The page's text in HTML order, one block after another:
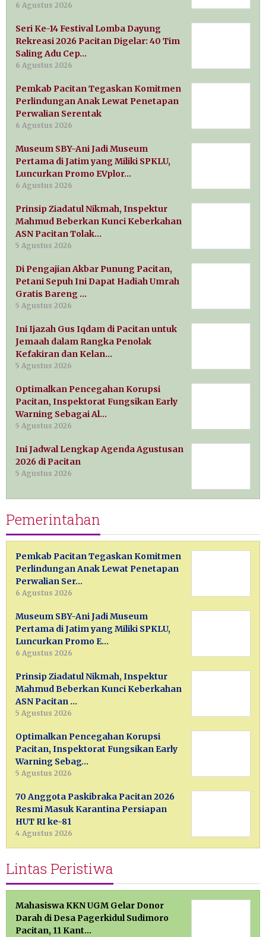
6 Agustus 2026
Seri Ke-14 Festival Lomba Dayung
Rekreasi 2026 Pacitan Digelar: 40 Tim
Saling Adu Cep…
6 Agustus 2026
Pemkab Pacitan Tegaskan Komitmen
Perlindungan Anak Lewat Penetapan
Perwalian Serentak
6 Agustus 2026
Museum SBY-Ani Jadi Museum
Pertama di Jatim yang Miliki SPKLU,
Luncurkan Promo EVplor…
6 Agustus 2026
Prinsip Ziadatul Nikmah, Inspektur
Mahmud Beberkan Kunci Keberkahan
ASN Pacitan Tolak…
5 Agustus 2026
Di Pengajian Akbar Punung Pacitan,
Petani Sepuh Ini Dapat Hadiah Umrah
Gratis Bareng …
5 Agustus 2026
Ini Ijazah Gus Iqdam di Pacitan untuk
Jemaah dalam Rangka Penolak
Kefakiran dan Kelan…
5 Agustus 2026
Optimalkan Pencegahan Korupsi
Pacitan, Inspektorat Fungsikan Early
Warning Sebagai Al…
5 Agustus 2026
Ini Jadwal Lengkap Agenda Agustusan
2026 di Pacitan
5 Agustus 2026
Pemerintahan
Pemkab Pacitan Tegaskan Komitmen
Perlindungan Anak Lewat Penetapan
Perwalian Ser…
6 Agustus 2026
Museum SBY-Ani Jadi Museum
Pertama di Jatim yang Miliki SPKLU,
Luncurkan Promo E…
6 Agustus 2026
Prinsip Ziadatul Nikmah, Inspektur
Mahmud Beberkan Kunci Keberkahan
ASN Pacitan …
5 Agustus 2026
Optimalkan Pencegahan Korupsi
Pacitan, Inspektorat Fungsikan Early
Warning Sebag…
5 Agustus 2026
70 Anggota Paskibraka Pacitan 2026
Resmi Masuk Karantina Persiapan
HUT RI ke-81
4 Agustus 2026
Lintas Peristiwa
Mahasiswa KKN UGM Gelar Donor
Darah di Desa Pagerkidul Sudimoro
Pacitan, 11 Kant…